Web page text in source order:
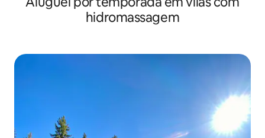
hidromassagem